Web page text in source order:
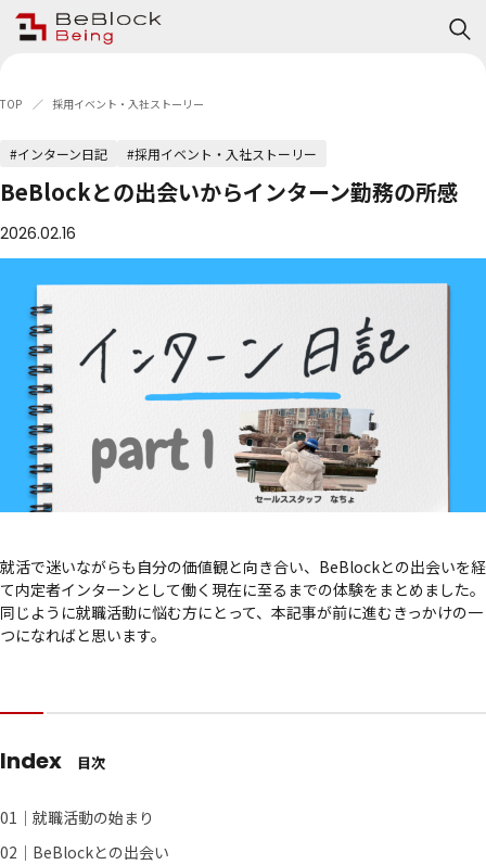
TOP 採用イベント・入社ストーリー
#インターン日記 #採用イベント・入社ストーリー
BeBlockとの出会いからインターン勤務の所感
2026.02.16
就活で迷いながらも自分の価値観と向き合い、BeBlockとの出会いを経
て内定者インターンとして働く現在に至るまでの体験をまとめました。
同じように就職活動に悩む方にとって、本記事が前に進むきっかけの一
つになればと思います。
Index 目次
01｜就職活動の始まり
02｜BeBlockとの出会い